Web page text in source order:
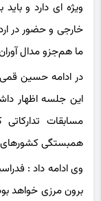
خارجی و حضور در
ما هم‌جزو مدال
در ادامه حسین
این جلسه اظهار
مسابقات
همبستگی
کرده است که